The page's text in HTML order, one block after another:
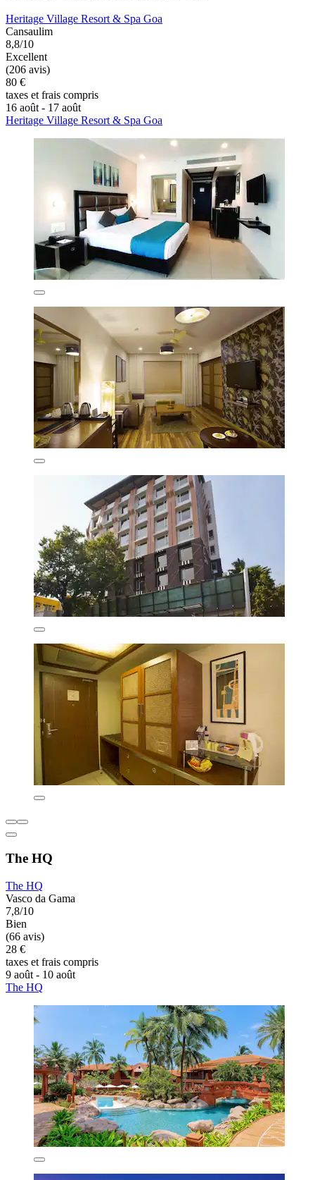
Heritage Village Resort & Spa Goa
Cansaulim
8,8/10
Excellent
(206 avis)
80 €
taxes et frais compris
16 août - 17 août
Heritage Village Resort & Spa Goa
The HQ
The HQ
Vasco da Gama
7,8/10
Bien
(66 avis)
28 €
taxes et frais compris
9 août - 10 août
The HQ